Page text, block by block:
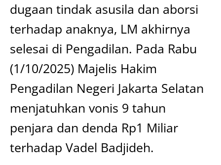
dugaan tindak asusila dan aborsi
terhadap anaknya, LM akhirnya
selesai di Pengadilan. Pada Rabu
(1/10/2025) Majelis Hakim
Pengadilan Negeri Jakarta Selatan
menjatuhkan vonis 9 tahun
penjara dan denda Rp1 Miliar
terhadap Vadel Badjideh.